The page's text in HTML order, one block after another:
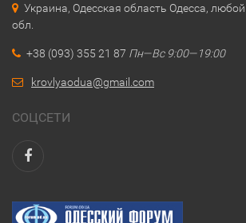
Украина, Одесская область Одесса,
обл.
+38 (093) 355 21 87 Пн—Вс 9:00—19:00
krovlyaodua@gmail.com
СОЦСЕТИ